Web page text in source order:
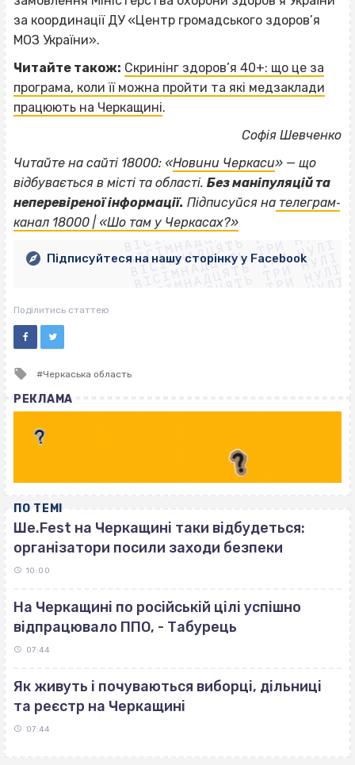
за координації ДУ «Центр громадського здоров’я
МОЗ України».
Читайте також: Скринінг здоров’я 40+: що це за
програма, коли її можна пройти та які медзаклади
працюють на Черкащині.
Софія Шевченко
Читайте на сайті 18000: «Новини Черкаси» — що
відбувається в місті та області. Без маніпуляцій та
неперевіреної інформації. Підписуйся на телеграм‐
канал 18000 | «Шо там у Черкасах?»
ВІСІМНАДЦЯТЬ ТРИ НУЛІ
ВІСІМНАДЦЯТЬ ТРИ НУЛІ
ВІСІМНАДЦЯТЬ ТРИ НУЛІ
ВІСІМНАДЦЯТЬ ТРИ НУЛІ
ВІСІМНАДЦЯТЬ ТРИ НУЛІ
ВІСІМНАДЦЯТЬ ТРИ НУЛІ
ВІСІМНАДЦЯТЬ ТРИ НУЛІ
ВІСІМНАДЦЯТЬ ТРИ НУЛІ
Підписуйтеся на нашу сторінку у Facebook
Поділитись статтею
Tagged
Черкаська область
РЕКЛАМА
ПО ТЕМІ
Ше.Fest на Черкащині таки відбудеться:
організатори посили заходи безпеки
10:00
На Черкащині по російській цілі успішно
відпрацювало ППО, - Табурець
07:44
Як живуть і почуваються виборці, дільниці
та реєстр на Черкащині
07:44